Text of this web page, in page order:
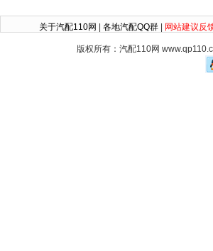
关于汽配110网 各地汽配QQ群 网站建议反
版权所有：汽配110网